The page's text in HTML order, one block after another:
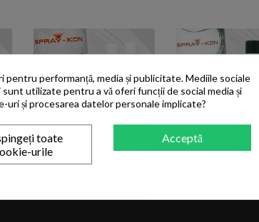
pentru performanță, media și publicitate. Mediile sociale
utilizate pentru a vă oferi funcții de social media și
și procesarea datelor personale implicate?
Acceptă
toate
urile